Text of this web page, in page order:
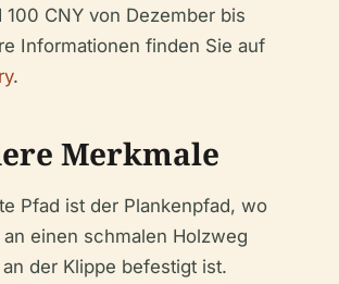
CNY von Dezember bis
Informationen finden Sie auf
.
Merkmale
Pfad ist der Plankenpfad, wo
einen schmalen Holzweg
der Klippe befestigt ist.